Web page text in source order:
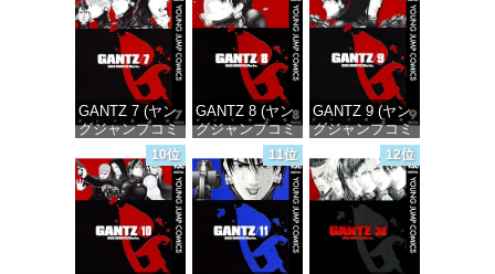
価格：¥100 価格：¥100 価格：¥100
GANTZ 7 (ヤン
グジャンプコミ
ックスDIGITAL)
価格：¥100
GANTZ 8 (ヤン
グジャンプコミ
ックスDIGITAL)
価格：¥100
GANTZ 9 (ヤン
グジャンプコミ
ックスDIGITAL)
価格：¥100
10位 11位 12位